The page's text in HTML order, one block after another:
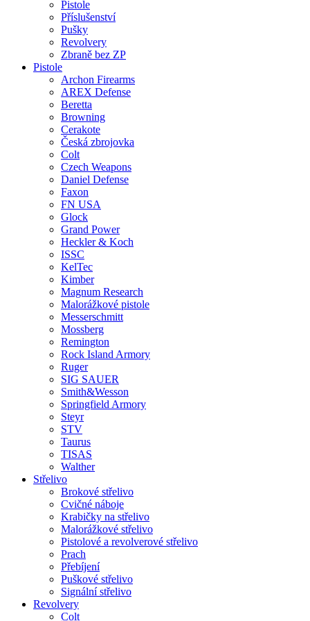
Pistole
Příslušenství
Pušky
Revolvery
Zbraně bez ZP
Pistole
Archon Firearms
AREX Defense
Beretta
Browning
Cerakote
Česká zbrojovka
Colt
Czech Weapons
Daniel Defense
Faxon
FN USA
Glock
Grand Power
Heckler & Koch
ISSC
KelTec
Kimber
Magnum Research
Malorážkové pistole
Messerschmitt
Mossberg
Remington
Rock Island Armory
Ruger
SIG SAUER
Smith&Wesson
Springfield Armory
Steyr
STV
Taurus
TISAS
Walther
Střelivo
Brokové střelivo
Cvičné náboje
Krabičky na střelivo
Malorážkové střelivo
Pistolové a revolverové střelivo
Prach
Přebíjení
Puškové střelivo
Signální střelivo
Revolvery
Colt